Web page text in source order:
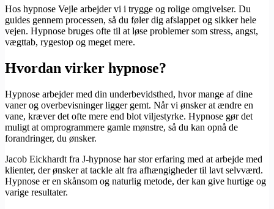
Hos hypnose Vejle arbejder vi i trygge og rolige omgivelser. Du
guides gennem processen, så du føler dig afslappet og sikker hele
vejen. Hypnose bruges ofte til at løse problemer som stress, angst,
vægttab, rygestop og meget mere.
Hvordan virker hypnose?
Hypnose arbejder med din underbevidsthed, hvor mange af dine
vaner og overbevisninger ligger gemt. Når vi ønsker at ændre en
vane, kræver det ofte mere end blot viljestyrke. Hypnose gør det
muligt at omprogrammere gamle mønstre, så du kan opnå de
forandringer, du ønsker.
Jacob Eickhardt fra J-hypnose har stor erfaring med at arbejde med
klienter, der ønsker at tackle alt fra afhængigheder til lavt selvværd.
Hypnose er en skånsom og naturlig metode, der kan give hurtige og
varige resultater.